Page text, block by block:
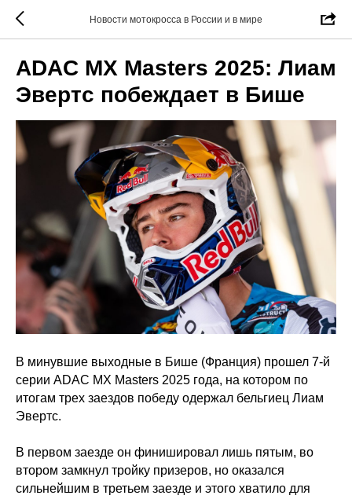
Новости мотокросса в России и в мире
ADAC MX Masters 2025: Лиам
Эвертс побеждает в Бише
В минувшие выходные в Бише (Франция) прошел 7-й
серии ADAC MX Masters 2025 года, на котором по
итогам трех заездов победу одержал бельгиец Лиам
Эвертс.
В первом заезде он финишировал лишь пятым, во
втором замкнул тройку призеров, но оказался
сильнейшим в третьем заезде и этого хватило для